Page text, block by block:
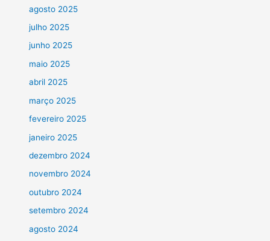
agosto 2025
julho 2025
junho 2025
maio 2025
abril 2025
março 2025
fevereiro 2025
janeiro 2025
dezembro 2024
novembro 2024
outubro 2024
setembro 2024
agosto 2024